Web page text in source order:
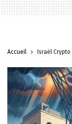
Accueil Israël Crypto